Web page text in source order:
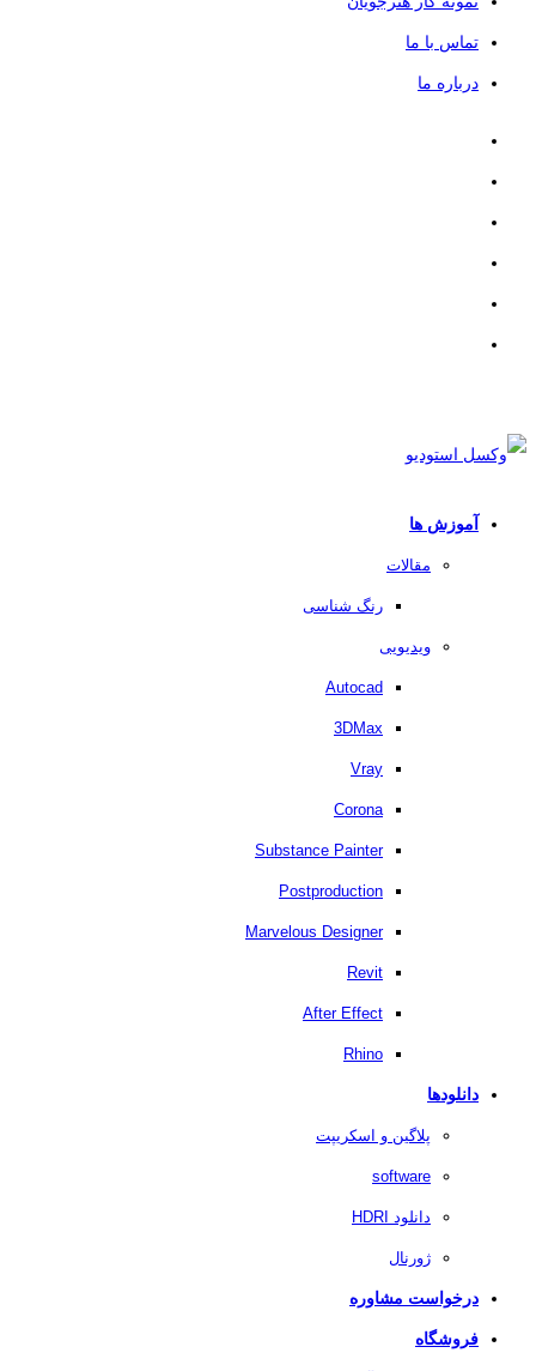
تماس با ما
درباره ما
آموزش ها
مقالات
رنگ شناسی
ویدیویی
Autocad
3DMax
Vray
Corona
Substance Painter
Postproduction
Marvelous Designer
Revit
After Effect
Rhino
دانلودها
پلاگین و اسکریپت
software
دانلود HDRI
ژورنال
درخواست مشاوره
فروشگاه